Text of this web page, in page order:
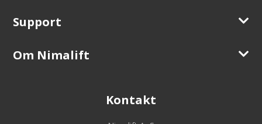
Support
Om Nimalift
Kontakt